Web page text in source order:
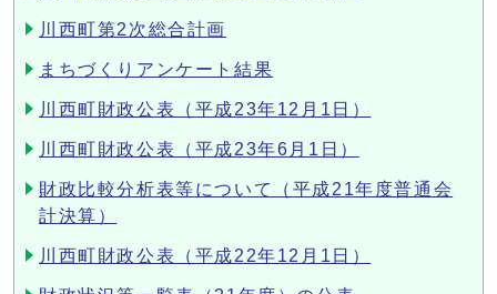
川西町第2次総合計画
まちづくりアンケート結果
川西町財政公表（平成23年12月1日）
川西町財政公表（平成23年6月1日）
財政比較分析表等について（平成21年度普通会
計決算）
川西町財政公表（平成22年12月1日）